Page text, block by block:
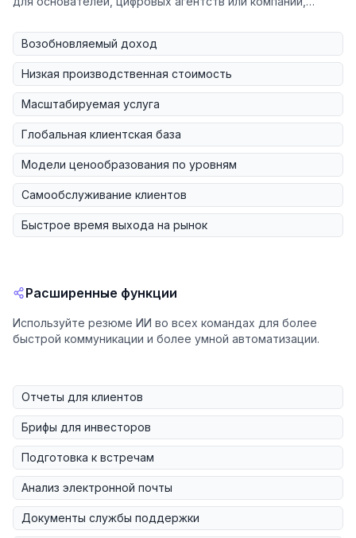
Возобновляемый доход
Низкая производственная стоимость
Масштабируемая услуга
Глобальная клиентская база
Модели ценообразования по уровням
Самообслуживание клиентов
Быстрое время выхода на рынок
Расширенные функции
Используйте резюме ИИ во всех командах для более
быстрой коммуникации и более умной автоматизации.
Отчеты для клиентов
Брифы для инвесторов
Подготовка к встречам
Анализ электронной почты
Документы службы поддержки